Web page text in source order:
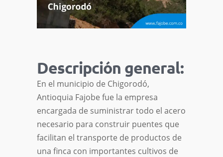
Descripción general:
En el municipio de Chigorodó,
Antioquia Fajobe fue la empresa
encargada de suministrar todo el acero
necesario para construir puentes que
facilitan el transporte de productos de
una finca con importantes cultivos de